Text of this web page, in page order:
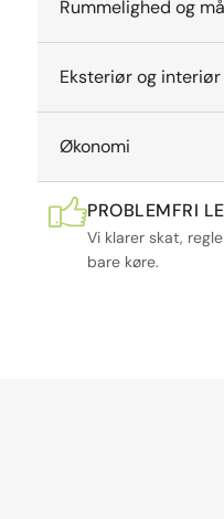
Rummelighed og
Eksteriør og interiør
Økonomi
PROBLEMFRI
Vi klarer skat,
bare køre.